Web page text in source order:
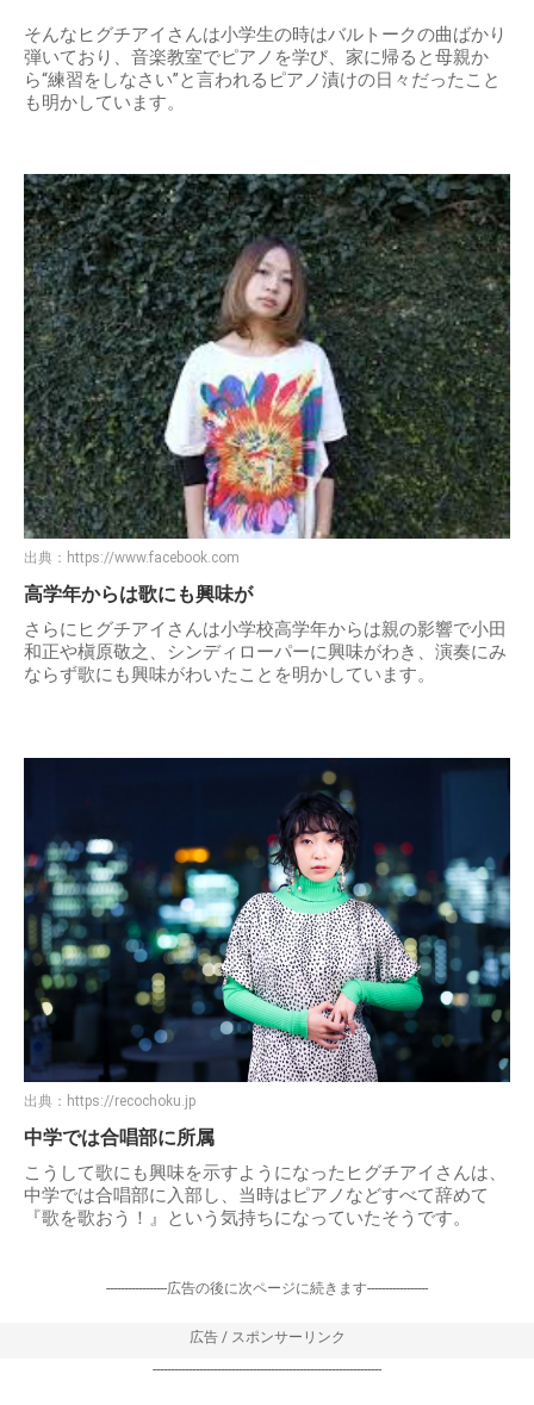
そんなヒグチアイさんは小学生の時はバルトークの曲ばかり
弾いており、音楽教室でピアノを学び、家に帰ると母親か
ら“練習をしなさい”と言われるピアノ漬けの日々だったこと
も明かしています。
出典： https://www.facebook.com
高学年からは歌にも興味が
さらにヒグチアイさんは小学校高学年からは親の影響で小田
和正や槇原敬之、シンディローパーに興味がわき、演奏にみ
ならず歌にも興味がわいたことを明かしています。
出典： https://recochoku.jp
中学では合唱部に所属
こうして歌にも興味を示すようになったヒグチアイさんは、
中学では合唱部に入部し、当時はピアノなどすべて辞めて
『歌を歌おう！』という気持ちになっていたそうです。
-----------------広告の後に次ページに続きます-----------------
広告 / スポンサーリンク
----------------------------------------------------------------